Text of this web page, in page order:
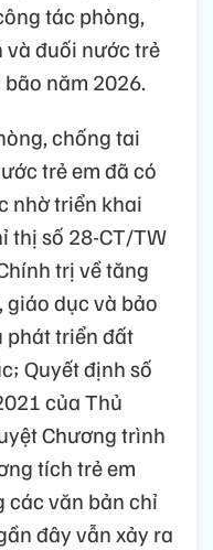
tác phòng,
đuối nước trẻ
năm 2026.
chống tai
trẻ em đã có
nhờ triển khai
thị số 28-CT/TW
trị về tăng
dục và bảo
phát triển đất
Quyết định số
của Thủ
Chương trình
tích trẻ em
các văn bản chỉ
đây vẫn xảy ra